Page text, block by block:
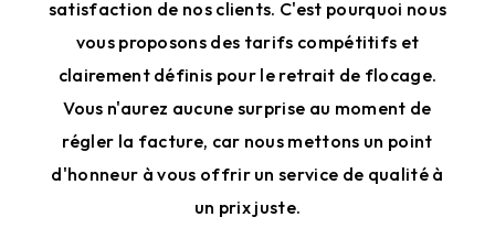
satisfaction de nos clients. C'est pourquoi nous
vous proposons des tarifs compétitifs et
clairement définis pour le retrait de flocage.
Vous n'aurez aucune surprise au moment de
régler la facture, car nous mettons un point
d'honneur à vous offrir un service de qualité à
un prix juste.